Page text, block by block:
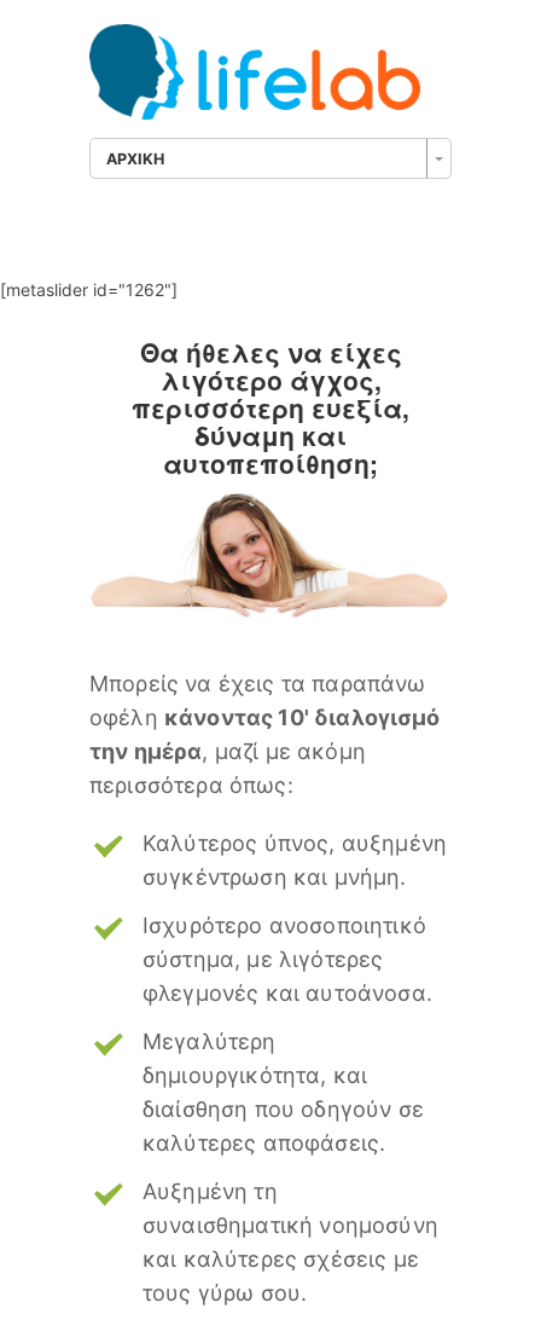
ΑΡΧΙΚΗ
[metaslider id="1262"]
Θα ήθελες να είχες
λιγότερο άγχος,
περισσότερη ευεξία,
δύναμη και
αυτοπεποίθηση;
Μπορείς να έχεις τα παραπάνω
οφέλη κάνοντας 10' διαλογισμό
την ημέρα, μαζί με ακόμη
περισσότερα όπως:
Καλύτερος ύπνος, αυξημένη
συγκέντρωση και μνήμη.
Ισχυρότερο ανοσοποιητικό
σύστημα, με λιγότερες
φλεγμονές και αυτοάνοσα.
Μεγαλύτερη
δημιουργικότητα, και
διαίσθηση που οδηγούν σε
καλύτερες αποφάσεις.
Αυξημένη τη
συναισθηματική νοημοσύνη
και καλύτερες σχέσεις με
τους γύρω σου.